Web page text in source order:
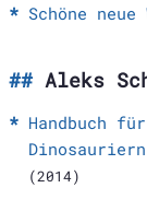
Schöne neue
Aleks
Handbuch
(2014)